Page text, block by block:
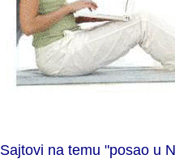
Sajtovi na temu "posao u